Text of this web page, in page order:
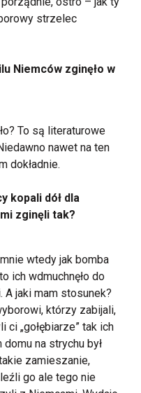
strzelec
Niemców zginęło w
To są literaturowe
nawet na ten
dokładnie.
kopali dół dla
zginęli tak?
wtedy jak bomba
ich wdmuchnęło do
jaki mam stosunek?
którzy zabijali,
ci „gołębiarze” tak ich
na strychu był
zamieszanie,
go ale tego nie